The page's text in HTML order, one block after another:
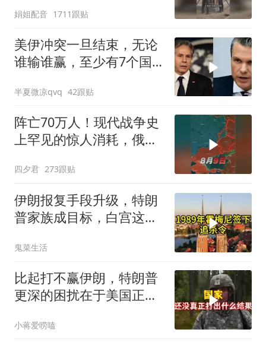
娟姐配音 1711跟贴
美伊冲突一旦结束，无论
谁输谁赢，至少有7个国
半夏微凉qvq 42跟贴
阵亡70万人！现代战争史
上罕见的惊人消耗，俄军
四夕君 273跟贴
伊朗报复手段升级，特朗
普家族成目标，白宫这回
鬼菜生活
比起打不赢伊朗，特朗普
更深的困扰在于美国正重
小蒋爱唠嗑